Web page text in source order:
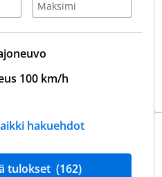
100 km/h
hakuehdot
tulokset (162)